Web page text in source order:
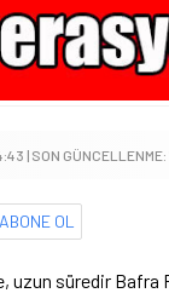
| SON
ABONE OL
uzun süredir Bafra